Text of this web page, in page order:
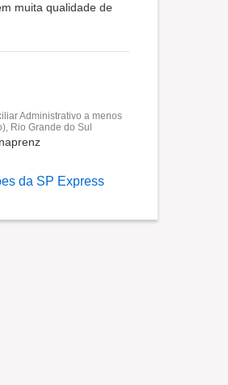
muita qualidade de
Administrativo a menos
Rio Grande do Sul
da SP Express